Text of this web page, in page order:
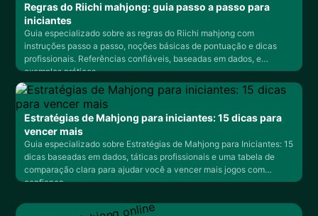
Regras do Riichi mahjong: guia passo a passo para
iniciantes
Guia especializado sobre as regras do Riichi mahjong com
instruções passo a passo, noções básicas de pontuação e dicas
profissionais. Referências confiáveis, baseadas em dados, e
exemplos práticos.
Estratégias de Mahjong para iniciantes: 15 dicas para
vencer mais
Guia especializado sobre Estratégias de Mahjong para Iniciantes: 15
dicas baseadas em dados, táticas profissionais e uma tabela de
comparação clara para ajudar você a vencer mais jogos com
confiança.